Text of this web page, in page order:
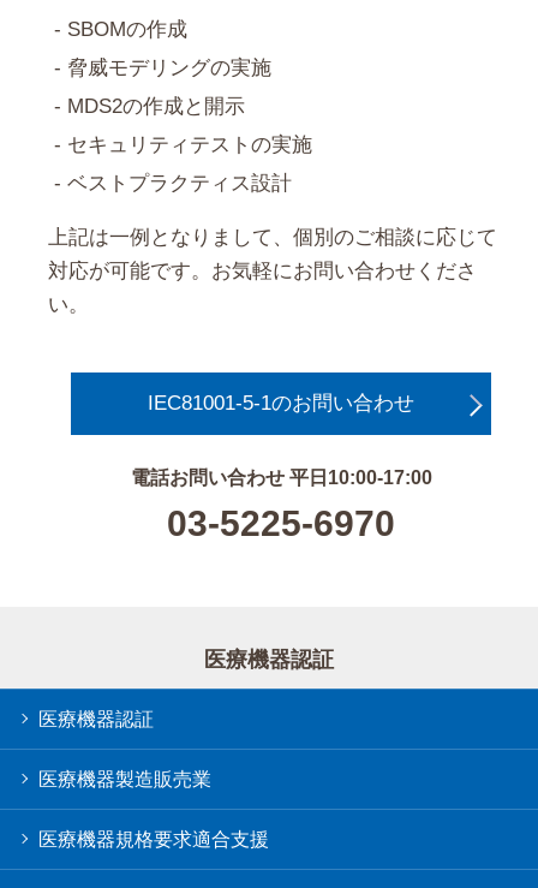
SBOMの作成
脅威モデリングの実施
MDS2の作成と開示
セキュリティテストの実施
ベストプラクティス設計
上記は一例となりまして、個別のご相談に応じて
対応が可能です。お気軽にお問い合わせくださ
い。
IEC81001-5-1のお問い合わせ
電話お問い合わせ 平日10:00-17:00
03-5225-6970
医療機器認証
医療機器認証
医療機器製造販売業
医療機器規格要求適合支援